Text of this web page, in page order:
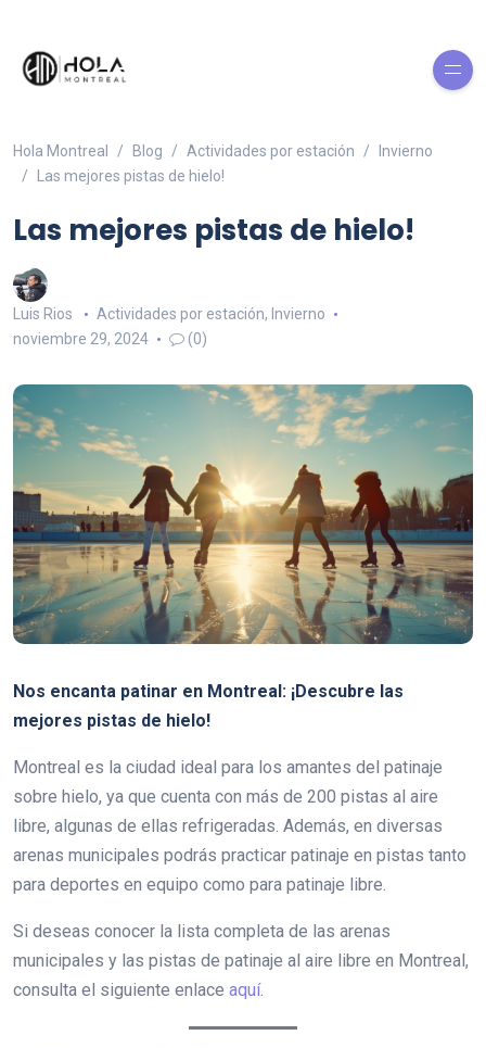
Hola Montreal Blog Actividades por estación
Invierno
Las mejores pistas de hielo!
Las mejores pistas de hielo!
Luis Rios Actividades por estación, Invierno
noviembre 29, 2024
(0)
Nos encanta patinar en Montreal: ¡Descubre las
mejores pistas de hielo!
Montreal es la ciudad ideal para los amantes del patinaje
sobre hielo, ya que cuenta con más de 200 pistas al aire
libre, algunas de ellas refrigeradas. Además, en diversas
arenas municipales podrás practicar patinaje en pistas tanto
para deportes en equipo como para patinaje libre.
Si deseas conocer la lista completa de las arenas
municipales y las pistas de patinaje al aire libre en Montreal,
consulta el siguiente enlace aquí.